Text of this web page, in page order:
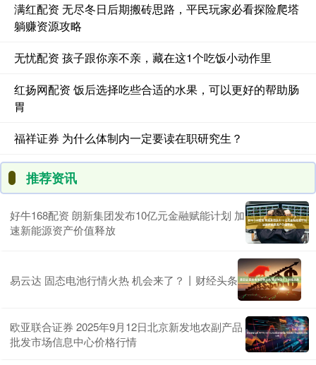
满红配资 无尽冬日后期搬砖思路，平民玩家必看探险爬塔
躺赚资源攻略
无忧配资 孩子跟你亲不亲，藏在这1个吃饭小动作里
红扬网配资 饭后选择吃些合适的水果，可以更好的帮助肠
胃
福祥证券 为什么体制内一定要读在职研究生？
推荐资讯
好牛168配资 朗新集团发布10亿元金融赋能计划 加
速新能源资产价值释放
易云达 固态电池行情火热 机会来了？丨财经头条
欧亚联合证券 2025年9月12日北京新发地农副产品
批发市场信息中心价格行情